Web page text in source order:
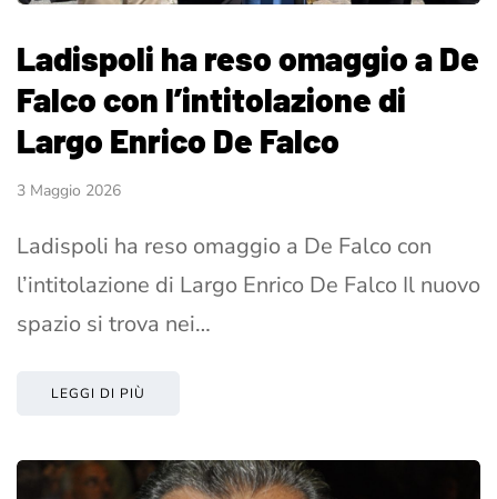
Ladispoli ha reso omaggio a De
Falco con l’intitolazione di
Largo Enrico De Falco
3 Maggio 2026
Ladispoli ha reso omaggio a De Falco con
l’intitolazione di Largo Enrico De Falco Il nuovo
spazio si trova nei…
LEGGI DI PIÙ